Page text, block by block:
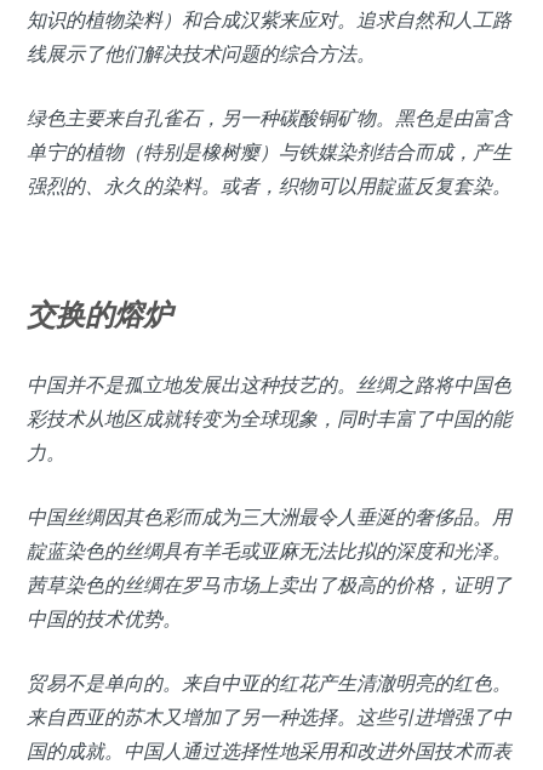
知识的植物染料）和合成汉紫来应对。追求自然和人工路
线展示了他们解决技术问题的综合方法。
绿色主要来自孔雀石，另一种碳酸铜矿物。黑色是由富含
单宁的植物（特别是橡树瘿）与铁媒染剂结合而成，产生
强烈的、永久的染料。或者，织物可以用靛蓝反复套染。
交换的熔炉
中国并不是孤立地发展出这种技艺的。丝绸之路将中国色
彩技术从地区成就转变为全球现象，同时丰富了中国的能
力。
中国丝绸因其色彩而成为三大洲最令人垂涎​​的奢侈品。用
靛蓝染色的丝绸具有羊毛或亚麻无法比拟的深度和光泽。
茜草染色的丝绸在罗马市场上卖出了极高的价格，证明了
中国的技术优势。
贸易不是单向的。来自中亚的红花产生清澈明亮的红色。
来自西亚的苏木又增加了另一种选择。这些引进增强了中
国的成就。中国人通过选择性地采用和改进外国技术而表